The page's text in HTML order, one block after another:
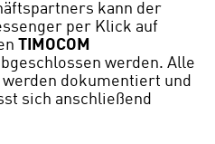
kann der
per Klick auf
TIMOCOM
werden. Alle
dokumentiert und
sich anschließend